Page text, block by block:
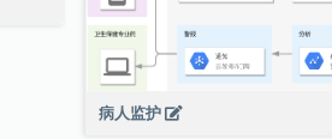
病人监护